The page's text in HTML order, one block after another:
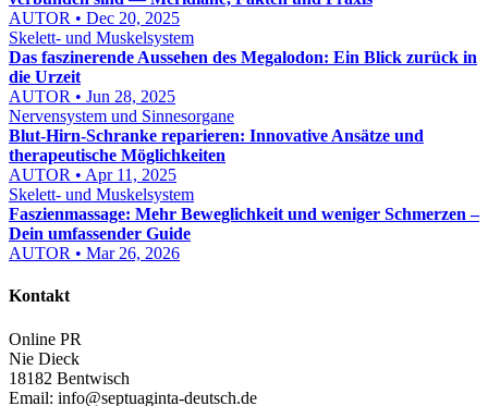
AUTOR • Dec 20, 2025
Skelett- und Muskelsystem
Das faszinerende Aussehen des Megalodon: Ein Blick zurück in
die Urzeit
AUTOR • Jun 28, 2025
Nervensystem und Sinnesorgane
Blut-Hirn-Schranke reparieren: Innovative Ansätze und
therapeutische Möglichkeiten
AUTOR • Apr 11, 2025
Skelett- und Muskelsystem
Faszienmassage: Mehr Beweglichkeit und weniger Schmerzen –
Dein umfassender Guide
AUTOR • Mar 26, 2026
Kontakt
Online PR
Nie Dieck
18182 Bentwisch
Email: info@septuaginta-deutsch.de